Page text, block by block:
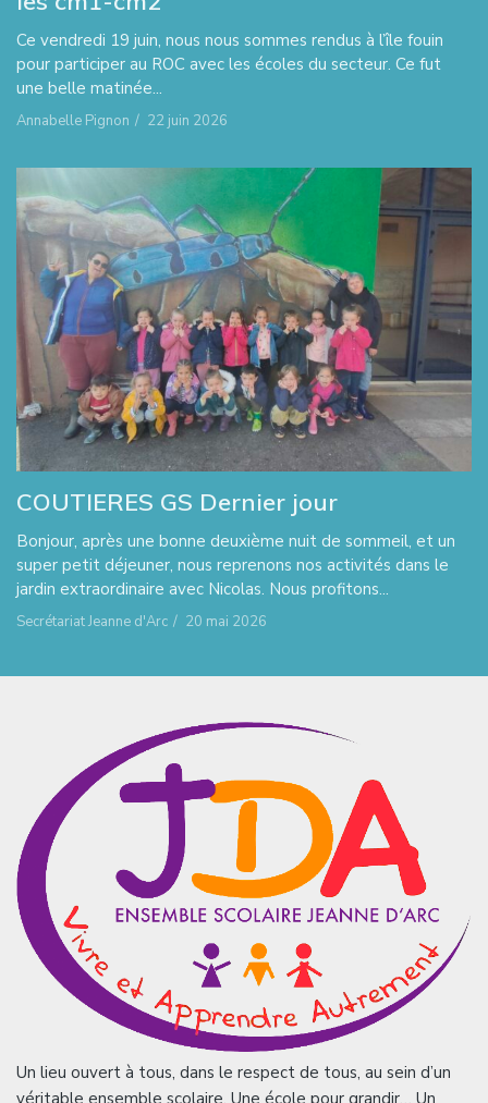
Ce vendredi 19 juin, nous nous sommes rendus à l’île fouin
pour participer au ROC avec les écoles du secteur. Ce fut
une belle matinée...
Annabelle Pignon / 22 juin 2026
COUTIERES GS Dernier jour
Bonjour, après une bonne deuxième nuit de sommeil, et un
super petit déjeuner, nous reprenons nos activités dans le
jardin extraordinaire avec Nicolas. Nous profitons...
Secrétariat Jeanne d'Arc / 20 mai 2026
Un lieu ouvert à tous, dans le respect de tous, au sein d’un
véritable ensemble scolaire. Une école pour grandir… Un